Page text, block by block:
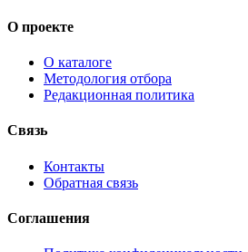
О проекте
О каталоге
Методология отбора
Редакционная политика
Связь
Контакты
Обратная связь
Соглашения